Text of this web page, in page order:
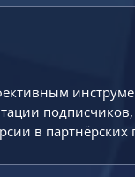
в партнёрских